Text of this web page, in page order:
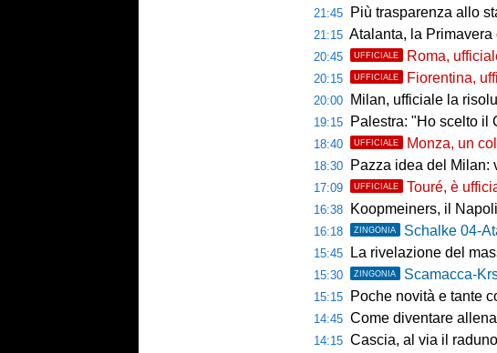
21:45 Più trasparenza allo
21:15 Atalanta, la Primavera
20:45 UFFICIALE Roma, ufficiale la
20:15 UFFICIALE Fiorentina, ufficiale
20:00 Milan, ufficiale la risoluzione
19:15 Palestra: "Ho scelto il
18:40 UFFICIALE Monza, un
18:30 Pazza idea del Milan:
17:09 UFFICIALE Touré, è
16:38 Koopmeiners, il
16:18 ZINGONIA Schalke 04-
15:45 La rivelazione del
15:30 ZINGONIA Scamacca-
15:15 Poche novità e tante
14:45 Come diventare allenatore: da
14:15 Cascia, al via il raduno